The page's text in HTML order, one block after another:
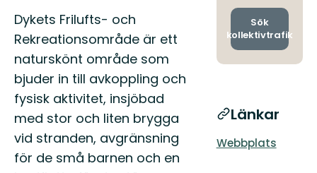
Beskrivning
Dykets Frilufts- och
Rekreationsområde är ett
naturskönt område som
bjuder in till avkoppling och
fysisk aktivitet, insjöbad
med stor och liten brygga
vid stranden, avgränsning
för de små barnen och en
och
Sök
kollektivtrafik
Länkar
Webbplats